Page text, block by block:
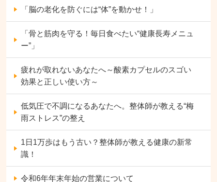
「脳の老化を防ぐには“体”を動かせ！」
「骨と筋肉を守る！毎日食べたい“健康長寿メニュ
ー”」
疲れが取れないあなたへ～酸素カプセルのスゴい
効果と正しい使い方～
低気圧で不調になるあなたへ。整体師が教える“梅
雨ストレス”の整え
1日1万歩はもう古い？整体師が教える健康の新常
識！
令和6年年末年始の営業について